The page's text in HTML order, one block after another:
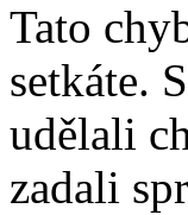
Tato
setkáte.
udělali
zadali